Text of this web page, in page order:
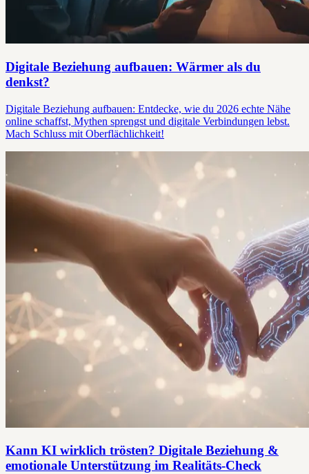
Digitale Beziehung aufbauen: Wärmer als du
denkst?
Digitale Beziehung aufbauen: Entdecke, wie du 2026 echte Nähe
online schaffst, Mythen sprengst und digitale Verbindungen lebst.
Mach Schluss mit Oberflächlichkeit!
Kann KI wirklich trösten? Digitale Beziehung &
emotionale Unterstützung im Realitäts-Check